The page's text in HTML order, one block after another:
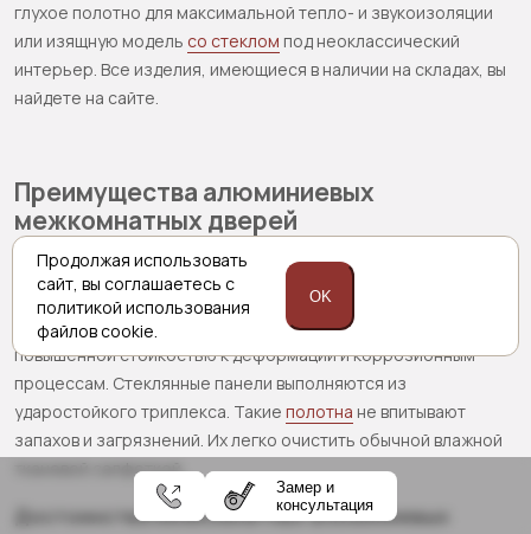
глухое полотно для максимальной тепло- и звукоизоляции
или изящную модель со стеклом под неоклассический
интерьер. Все изделия, имеющиеся в наличии на складах, вы
найдете на сайте.
Преимущества алюминиевых
межкомнатных дверей
Алюминий, из которого изготавливается дверная
конструкция, – легкий, но прочный материал. Профиль,
используемый для производства изделий, отличается
повышенной стойкостью к деформации и коррозионным
процессам. Стеклянные панели выполняются из
ударостойкого триплекса. Такие полотна не впитывают
запахов и загрязнений. Их легко очистить обычной влажной
тканевой салфеткой.
Достоинства межкомнатных алюминиевых
Замер и
консультация
Продолжая использовать
сайт, вы соглашаетесь с
политикой использования
файлов cookie.
OK